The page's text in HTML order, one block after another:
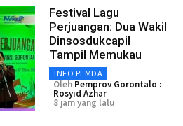
Festival Lagu
Perjuangan: Dua Wakil
Dinsosdukcapil
Tampil Memukau
INFO PEMDA
Oleh Pemprov Gorontalo :
Rosyid Azhar
8 jam yang lalu